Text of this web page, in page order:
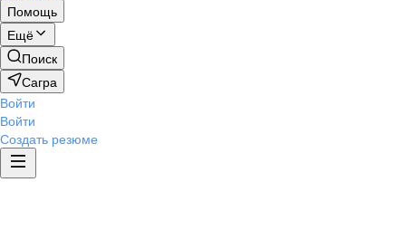
Помощь
Ещё
Поиск
Сагра
Войти
Войти
Создать резюме